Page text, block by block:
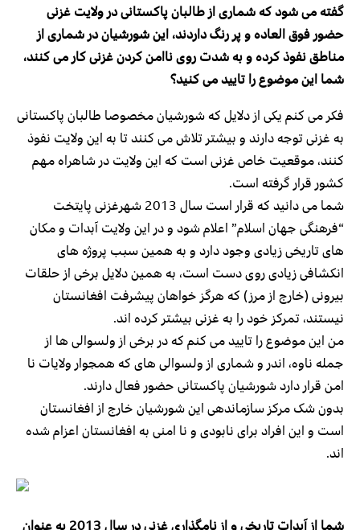
گفته می شود که شماری از طالبان پاکستانی در ولایت غزنی
حضور فوق العاده و پر رنگ داردند، این شورشیان در شماری از
مناطق نفوذ کرده و به شدت روی ناامن کردن غزنی کار می کنند،
شما این موضوع را تایید می کنید؟
فکر می کنم یکی از دلایل که شورشیان مخصوصا طالبان پاکستانی
به غزنی توجه دارند و بیشتر تلاش می کنند تا به این ولایت نفوذ
کنند، موقعیت خاص غزنی است که این ولایت در شاهراه مهم
کشور قرار گرفته است.
شما می دانید که قرار است سال 2013 شهرغزنی پایتخت
“فرهنگی جهان اسلام” اعلام شود و در این ولایت آبدات و مکان
های تاریخی زیادی وجود دارد و به همین سبب پروژه های
انکشافی زیادی روی دست است، به همین دلایل برخی از حلقات
بیرونی (خارج از مرز) که هرگز خواهان پیشرفت افغانستان
نیستند، تمرکز خود را به غزنی بیشتر کرده اند.
من این موضوع را تایید می کنم که در برخی از ولسوالی ها از
جمله ناوه، اندر و شماری از ولسوالی های که همجوار ولایات نا
امن قرار دارد شورشیان پاکستانی حضور فعال دارند.
بدون شک مرکز سازماندهی این شورشیان خارج از افغانستان
است و این افراد برای نابودی و نا امنی به افغانستان اعزام شده
اند.